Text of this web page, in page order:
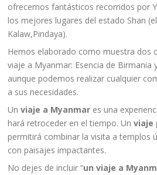
ofrecemos fantásticos recorridos por
los mejores lugares del estado Shan
Kalaw,Pindaya).
Hemos elaborado como muestra dos
viaje a Myanmar: Esencia de Birmania
aunque podemos realizar cualquier
a sus necesidades.
Unviaje a Myanmar es una
hará retroceder en el tiempo. Unviaje
permitirá combinar la visita a templos
con paisajes impactantes.
No dejes de incluir “un viaje a